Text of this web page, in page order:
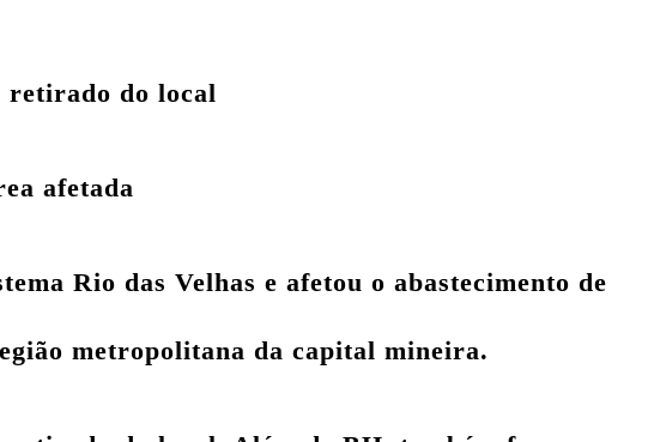
retirado do local
afetada
Rio das Velhas e afetou o abastecimento de
metropolitana da capital mineira.